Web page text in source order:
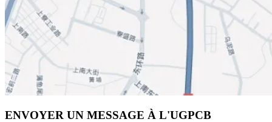
ENVOYER UN MESSAGE À L'UGPCB